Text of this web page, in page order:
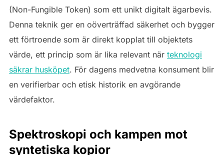
(Non-Fungible Token) som ett unikt digitalt ägarbevis.
Denna teknik ger en oöverträffad säkerhet och bygger
ett förtroende som är direkt kopplat till objektets
värde, ett princip som är lika relevant när teknologi
säkrar husköpet. För dagens medvetna konsument blir
en verifierbar och etisk historik en avgörande
värdefaktor.
Spektroskopi och kampen mot
syntetiska kopior